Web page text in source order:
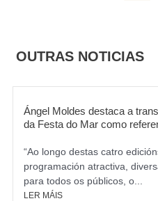
o
o
OUTRAS NOTICIAS
Ángel Moldes destaca a
da Festa do Mar como
“Ao longo destas catro
programación atractiva,
para todos os públicos, o...
LER MÁIS